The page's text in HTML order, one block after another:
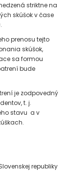
striktne na
skúšok v čase
prenosu tejto
skúšok,
sa formou
bude
je zodpovedný
t. j.
stavu a v
republiky